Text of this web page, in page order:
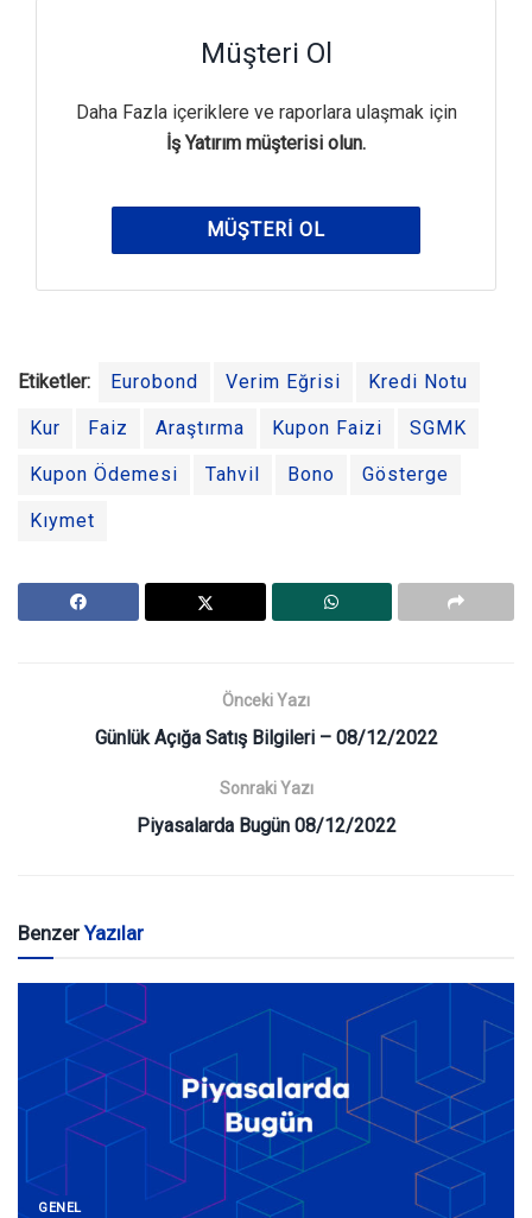
Müşteri Ol
Daha Fazla içeriklere ve raporlara ulaşmak için
İş Yatırım müşterisi olun.
MÜŞTERI OL
Etiketler: Eurobond Verim Eğrisi Kredi Notu
Kur Faiz Araştırma Kupon Faizi SGMK
Kupon Ödemesi Tahvil Bono Gösterge
Kıymet
Önceki Yazı
Günlük Açığa Satış Bilgileri – 08/12/2022
Sonraki Yazı
Piyasalarda Bugün 08/12/2022
BenzerYazılar
GENEL